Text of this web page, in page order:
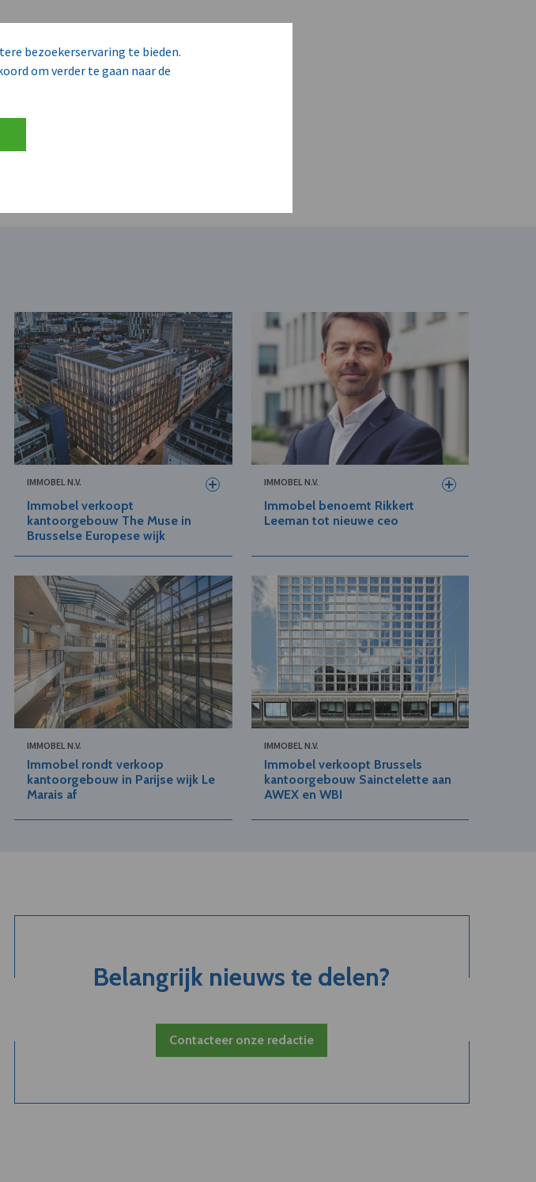
bezoekerservaring te bieden.
om verder te gaan naar de
IMMOBEL N.V.
Immobel verkoopt
kantoorgebouw The Muse in
Brusselse Europese wijk
IMMOBEL N.V.
Immobel benoemt Rikkert
Leeman tot nieuwe ceo
IMMOBEL N.V.
Immobel rondt verkoop
kantoorgebouw in Parijse wijk Le
Marais af
IMMOBEL N.V.
Immobel verkoopt Brussels
kantoorgebouw Sainctelette aan
AWEX en WBI
Belangrijk nieuws te delen?
Contacteer onze redactie